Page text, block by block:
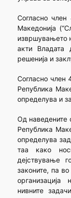
Согласно
Македонија
извршувањето
акти Владата
решенија и
Согласно член
Република
определува и
Од наведените
Република
определува
таа како
дејствување
законите, па
организација
нивните